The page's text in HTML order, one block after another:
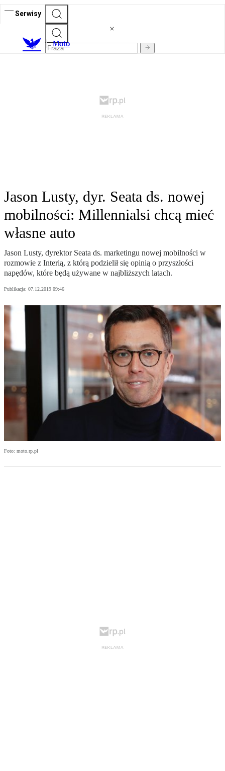
Serwisy
Moto
Jason Lusty, dyr. Seata ds. nowej
mobilności: Millennialsi chcą mieć
własne auto
Jason Lusty, dyrektor Seata ds. marketingu nowej mobilności w
rozmowie z Interią, z którą podzielił się opinią o przyszłości
napędów, które będą używane w najbliższych latach.
Publikacja: 07.12.2019 09:46
Foto: moto.rp.pl